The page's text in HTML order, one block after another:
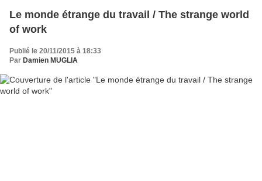
Le monde étrange du travail / The strange world
of work
Publié le 20/11/2015 à 18:33
Par Damien MUGLIA